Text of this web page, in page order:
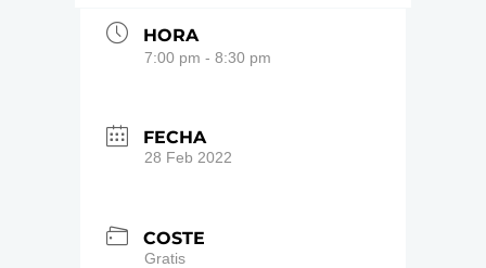
HORA
7:00 pm - 8:30 pm
FECHA
28 Feb 2022
COSTE
Gratis